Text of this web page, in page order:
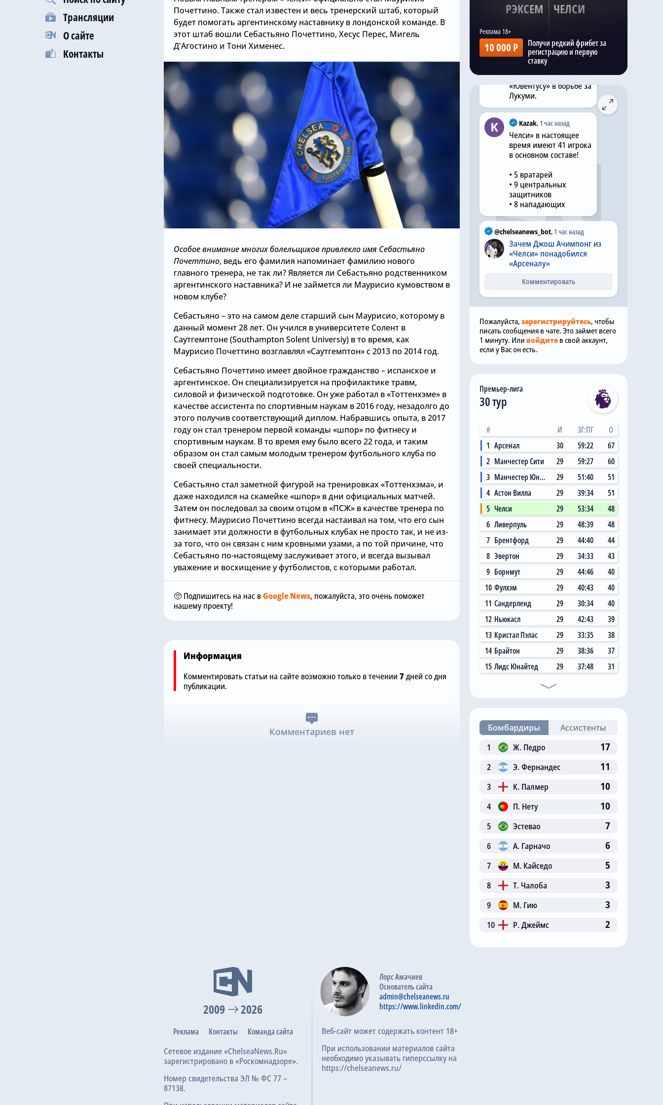
Трансляции
О сайте
Контакты
Почеттино. Также стал известен и весь тренерский штаб, который
будет помогать аргентинскому наставнику в лондонской команде. В
этот штаб вошли Себастьяно Почеттино, Хесус Перес, Мигель
Д'Агостино и Тони Хименес.
Особое внимание многих болельщиков привлекло имя Себастьяно
Почеттино, ведь его фамилия напоминает фамилию нового
главного тренера, не так ли? Является ли Себастьяно родственником
аргентинского наставника? И не займется ли Маурисио кумовством в
новом клубе?
Себастьяно – это на самом деле старший сын Маурисио, которому в
данный момент 28 лет. Он учился в университете Солент в
Саутгемптоне (Southampton Solent Universiy) в то время, как
Маурисио Почеттино возглавлял «Саутгемптон» с 2013 по 2014 год.
Себастьяно Почеттино имеет двойное гражданство – испанское и
аргентинское. Он специализируется на профилактике травм,
силовой и физической подготовке. Он уже работал в «Тоттенхэме» в
качестве ассистента по спортивным наукам в 2016 году, незадолго до
этого получив соответствующий диплом. Набравшись опыта, в 2017
году он стал тренером первой команды «шпор» по фитнесу и
спортивным наукам. В то время ему было всего 22 года, и таким
образом он стал самым молодым тренером футбольного клуба по
своей специальности.
Себастьяно стал заметной фигурой на тренировках «Тоттенхэма», и
даже находился на скамейке «шпор» в дни официальных матчей.
Затем он последовал за своим отцом в «ПСЖ» в качестве тренера по
фитнесу. Маурисио Почеттино всегда настаивал на том, что его сын
занимает эти должности в футбольных клубах не просто так, и не из-
за того, что он связан с ним кровными узами, а по той причине, что
Себастьяно по-настоящему заслуживает этого, и всегда вызывал
уважение и восхищение у футболистов, с которыми работал.
🥺 Подпишитесь на нас вGoogle News, пожалуйста, это очень поможет
нашему проекту!
Николас Джексон
совершил добрый
поступок в «Челси», чтобы
Михаил Мудрик мог
сыграть в матче
Зачем Джош Ачимпонг из
«Челси» понадобился
Сегодня, 12:00
«Манчестер Сити»
отреагировал на
шокирующую цену в
размере £75 млн за звезду
Сегодня, 11:14
Главный любитель
«привозов» в «Челси»
рад, что он теперь не
самый «старый дядя» в
клубе
Информация
Комментировать статьи на сайте возможно только в течении 7дней со дня
публикации.
Комментариев нет
РЭКСЕМ ЧЕЛСИ
10 000 Р
Получи редкий фрибет за
регистрацию и первую
ставку
Ранее на этой неделе
сообщило, что команда
Хаби Алонсо ,
«Манчестер Юнайтед»
и «Ноттингем Форест»
присоединились к
«Ювентусу» в борьбе за
Лукуми.
Kazak, 1 час назад
Челси» в настоящее
время имеют 41 игрока
в основном составе!
• 5 вратарей
• 9 центральных
защитников
• 8 нападающих
@chelseanews_bot, 1 час назад
Зачем Джош Ачимпонг из
«Челси» понадобился
«Арсеналу»
Комментировать
Пожалуйста, зарегистрируйтесь, чтобы
писать сообщения в чате. Это займет всего
1 минуту. Или войдите в свой аккаунт,
если у Вас он есть.
Премьер-лига
30 тур
# И ЗГ:ПГ
О
1 Арсенал 30 59:22
67
2 Манчестер Сити 29 59:27
60
3
Манчестер Юнайтед 29 51:40
51
4 Астон Вилла 29 39:34
51
5 Челси 29 53:34
48
6 Ливерпуль 29 48:39
48
7 Брентфорд 29 44:40
44
8 Эвертон 29 34:33
43
9 Борнмут 29 44:46
40
10 Фулхэм 29 40:43
40
11 Сандерленд 29 30:34
40
12 Ньюкасл 29 42:43
39
13 Кристал Пэлас 29 33:35
38
14 Брайтон 29 38:36
37
15 Лидс Юнайтед 29 37:48 31
Бомбардиры
Ассистенты
1
Ж. Педро 17
2 Э. Фернандес 11
3 К. Палмер 10
4 П. Нету 10
5 Эстевао 7
6 А. Гарначо 6
7 М. Кайседо 5
8 Т. Чалоба 3
9 М. Гию 3
10 Р. Джеймс 2
2009 2026
Реклама Контакты
Команда сайта
Сетевое издание «ChelseaNews.Ru»
зарегистрировано в «Роскомнадзоре».
Номер свидетельства ЭЛ № ФС 77 –
87138.
Лорс Амачиев
Основатель сайта
admin@chelseanews.ru
https://www.linkedin.com/
Веб-сайт может содержать контент 18+
При использовании материалов сайта
необходимо указывать гиперссылку на
https://chelseanews.ru/